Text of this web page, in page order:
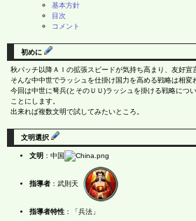
基本方針
目次
コメント
初めに
秋パッチ以降ＡＩの拡張スピードが気持ち高まり、友好宣
そんな中中世でラッシュを仕掛け国力を高める戦略は相変
今回は中世に弩兵(とそのＵＵ)ラッシュを掛ける戦略につ
ことにします。
出来れば複数文明で試してみたいところ。
文明選択
文明 ：中国
指導者 ：武則天
指導者特性 ：「兵法」